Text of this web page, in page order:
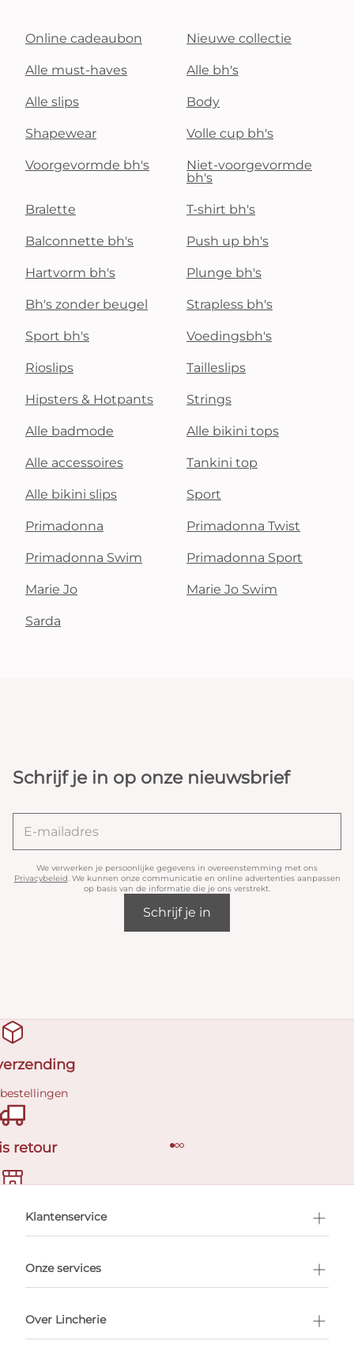
Online cadeaubon Nieuwe collectie
Alle must-haves Alle bh's
Alle slips Body
Shapewear Volle cup bh's
Voorgevormde bh's
Niet-voorgevormde
bh's
Bralette T-shirt bh's
Balconnette bh's Push up bh's
Hartvorm bh's Plunge bh's
Bh's zonder beugel Strapless bh's
Sport bh's Voedingsbh's
Rioslips Tailleslips
Hipsters & Hotpants Strings
Alle badmode Alle bikini tops
Alle accessoires Tankini top
Alle bikini slips Sport
Primadonna Primadonna Twist
Primadonna Swim Primadonna Sport
Marie Jo Marie Jo Swim
Sarda
Schrijf je in op onze nieuwsbrief
We verwerken je persoonlijke gegevens in overeenstemming met ons
Privacybeleid. We kunnen onze communicatie en online advertenties aanpassen
op basis van de informatie die je ons verstrekt.
Schrijf je in
retour
afspraak
Klantenservice
Onze services
Over Lincherie